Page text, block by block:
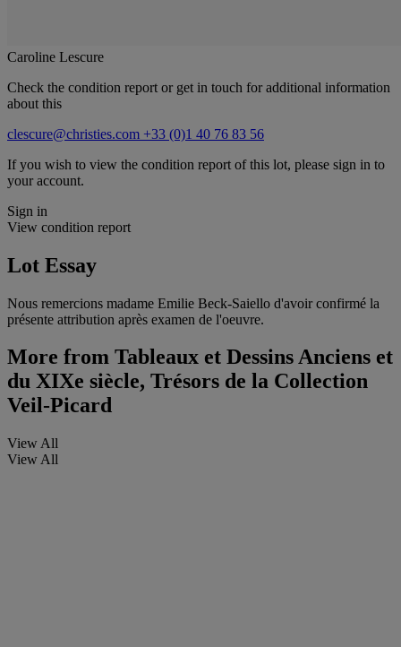
Caroline Lescure
Check the condition report or get in touch for additional information
about this
clescure@christies.com +33 (0)1 40 76 83 56
If you wish to view the condition report of this lot, please sign in to
your account.
Sign in
View condition report
Lot Essay
Nous remercions madame Emilie Beck-Saiello d'avoir confirmé la
présente attribution après examen de l'oeuvre.
More from Tableaux et Dessins Anciens et
du XIXe siècle, Trésors de la Collection
Veil-Picard
View All
View All